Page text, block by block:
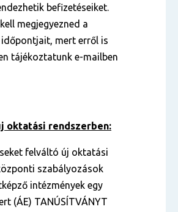
befizetéseiket.
megjegyezned a
időpontjait, mert erről is
tájékoztatunk e-mailben
oktatási rendszerben:
felváltó új oktatási
szabályozások
intézmények egy
(ÁE) TANÚSÍTVÁNYT